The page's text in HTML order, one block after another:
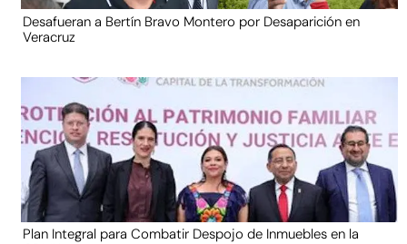
Desafueran a Bertín Bravo Montero por Desaparición en
Veracruz
Plan Integral para Combatir Despojo de Inmuebles en la